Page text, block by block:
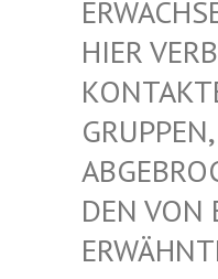
IER
ONTAKTE
RUPPEN,
EN VON